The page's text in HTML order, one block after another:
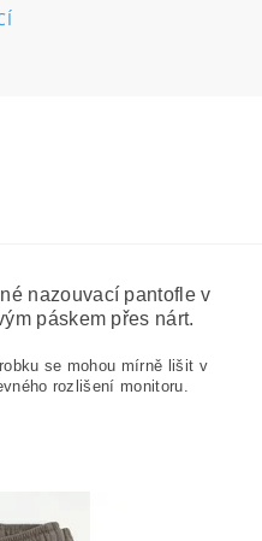
nazouvací pantofle v
páskem přes nárt.
se mohou mírně lišit v
rozlišení monitoru.